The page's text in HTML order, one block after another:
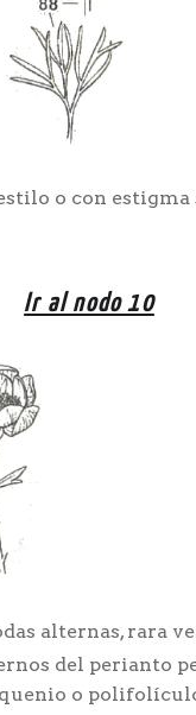
o con estigma
Ir al nodo 10
alternas, rara
del perianto
o